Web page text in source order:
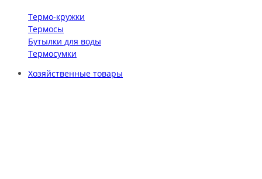
Термо-кружки
Термосы
Бутылки для воды
Термосумки
Хозяйственные товары